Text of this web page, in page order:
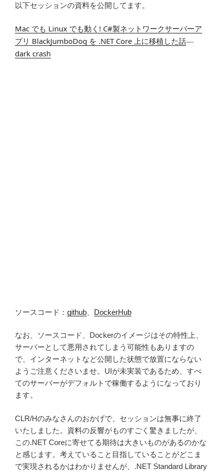
以下セッションの資料を公開してます。
Mac でも Linux でも動く! C#製ネットワークサーバーア
プリ BlackJumboDog を .NET Core 上に移植した話—
dark crash
ソースコード： github DockerHub
なお、ソースコード、Dockerのイメージはその特性上、
サーバーとして悪用されてしまう可能性もありますの
で、インターネットなど公開した状態で放置にならない
ようご注意くださいませ。UIが未実装であるため、すべ
てのサーバーがデフォルトで稼働するようになっており
ます。
CLR/Hのみなさんのおかげで、セッションは無事に終了
いたしました。資料の反響がものすごく驚きましたが、
この.NET Coreに寄せてる期待は大きいものがあるのかな
と感じます。考えていること目指していることがどこま
で実現されるかはわかりませんが、.NET Standard Library